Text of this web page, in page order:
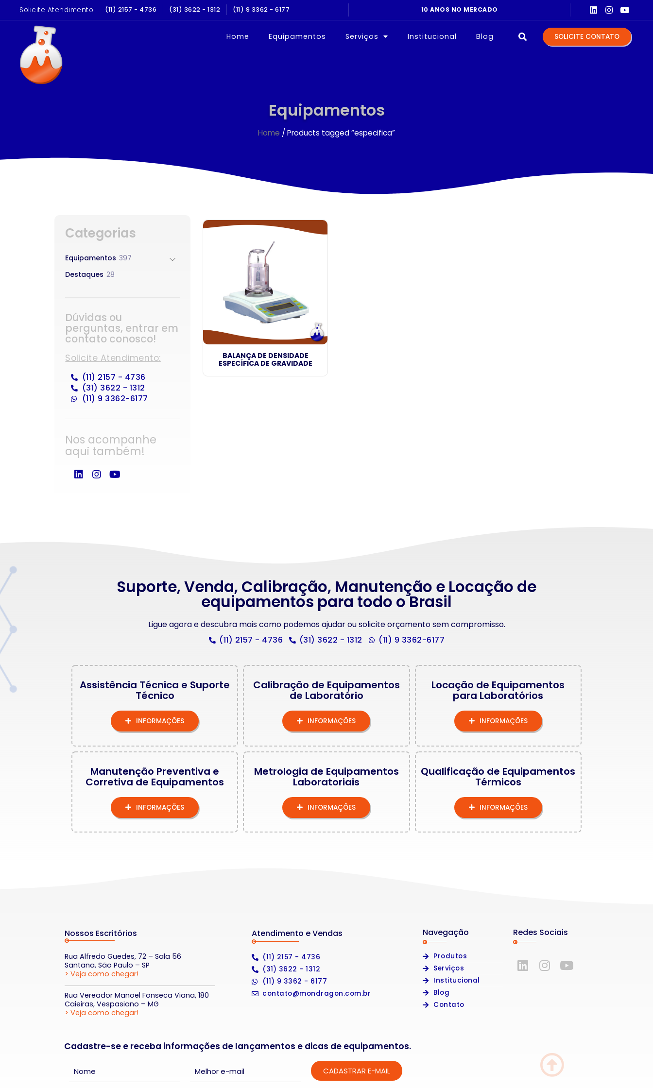
Solicite Atendimento: (11) 2157 - 4736 (31) 3622 - 1312 (11) 9 3362 - 6177
Home Equipamentos Serviços Institucional Blog SOLICITE CONTATO
Equipamentos
Home / Products tagged “especifica”
Categorias
Equipamentos 397
Destaques 28
Dúvidas ou
perguntas, entrar em
contato conosco!
Solicite Atendimento:
(11) 2157 - 4736
(31) 3622 - 1312
(11) 9 3362-6177
Nos acompanhe
aqui também!
BALANÇA DE DENSIDADE
ESPECÍFICA DE GRAVIDADE
Suporte, Venda, Calibração, Manutenção e Locação de
equipamentos para todo o Brasil
Ligue agora e descubra mais como podemos ajudar ou solicite orçamento sem compromisso.
(11) 2157 - 4736
(31) 3622 - 1312 (11) 9 3362-6177
Assistência Técnica e Suporte
Técnico
INFORMAÇÕES
Calibração de Equipamentos
de Laboratório
INFORMAÇÕES
Locação de Equipamentos
para Laboratórios
INFORMAÇÕES
Manutenção Preventiva e
Corretiva de Equipamentos
INFORMAÇÕES
Metrologia de Equipamentos
Laboratoriais
INFORMAÇÕES
Qualificação de Equipamentos
Térmicos
INFORMAÇÕES
Nossos Escritórios
Rua Alfredo Guedes, 72 – Sala 56
Santana, São Paulo – SP
> Veja como chegar!
Rua Vereador Manoel Fonseca Viana, 180
Caieiras, Vespasiano – MG
> Veja como chegar!
Atendimento e Vendas
(11) 2157 - 4736
(31) 3622 - 1312
(11) 9 3362 - 6177
contato@mondragon.com.br
Navegação
Produtos
Serviços
Institucional
Blog
Contato
Redes Sociais
Cadastre-se e receba informações de lançamentos e dicas de equipamentos.